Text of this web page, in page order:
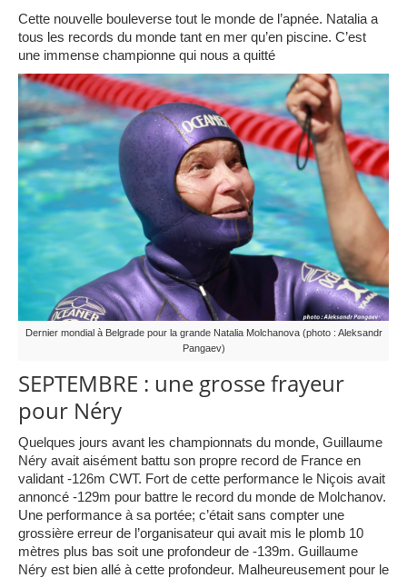
Cette nouvelle bouleverse tout le monde de l’apnée. Natalia a
tous les records du monde tant en mer qu’en piscine. C’est
une immense championne qui nous a quitté
Dernier mondial à Belgrade pour la grande Natalia Molchanova (photo : Aleksandr
Pangaev)
SEPTEMBRE : une grosse frayeur
pour Néry
Quelques jours avant les championnats du monde, Guillaume
Néry avait aisément battu son propre record de France en
validant -126m CWT. Fort de cette performance le Niçois avait
annoncé -129m pour battre le record du monde de Molchanov.
Une performance à sa portée; c’était sans compter une
grossière erreur de l’organisateur qui avait mis le plomb 10
mètres plus bas soit une profondeur de -139m. Guillaume
Néry est bien allé à cette profondeur. Malheureusement pour le